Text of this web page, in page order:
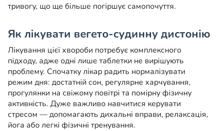
тривогу, що ще більше погіршує самопочуття.
Як лікувати вегето-судинну дистонію
Лікування цієї хвороби потребує комплексного
підходу, адже одні лише таблетки не вирішують
проблему. Спочатку лікар радить нормалізувати
режим дня: достатній сон, регулярне харчування,
прогулянки на свіжому повітрі та помірну фізичну
активність. Дуже важливо навчитися керувати
стресом — допомагають дихальні вправи, релаксація,
йога або легкі фізичні тренування.